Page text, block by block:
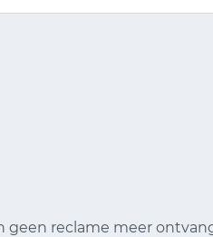
geen reclame meer